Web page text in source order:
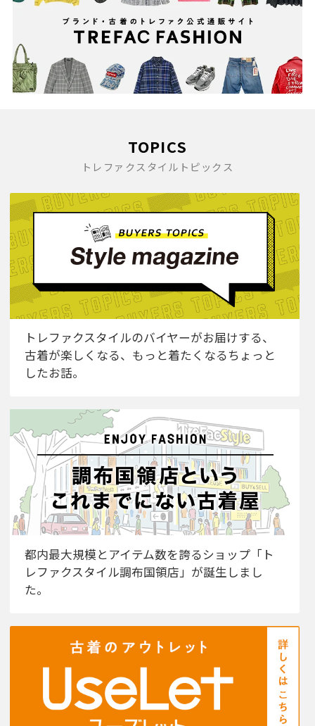
TOPICS
トレファクスタイルトピックス
トレファクスタイルのバイヤーがお届けする、
古着が楽しくなる、もっと着たくなるちょっと
したお話。
都内最大規模とアイテム数を誇るショップ「ト
レファクスタイル調布国領店」が誕生しまし
た。